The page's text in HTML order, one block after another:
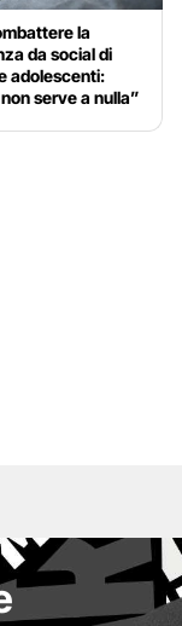
la
da social di
adolescenti:
serve a nulla”